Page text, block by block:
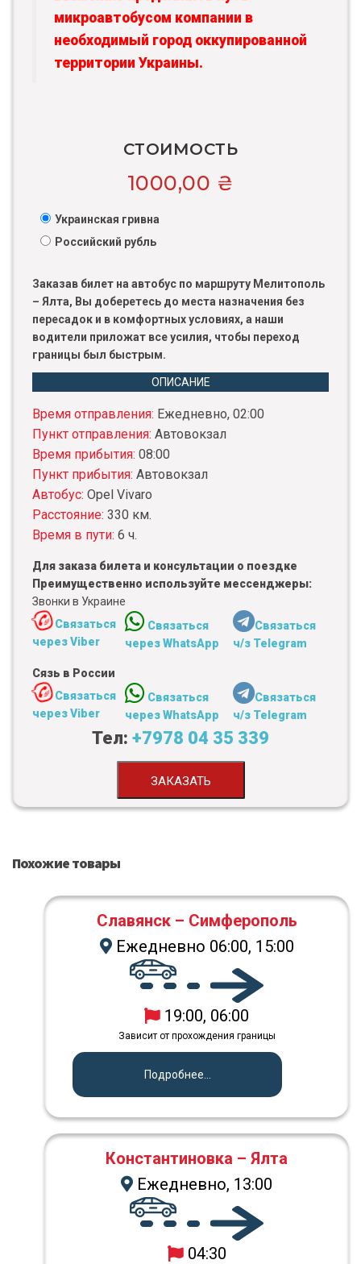
микроавтобусом компании в
необходимый город оккупированной
территории Украины.
СТОИМОСТЬ
1000,00 ₴
Украинская гривна
Российский рубль
Заказав билет на автобус по маршруту Мелитополь
– Ялта, Вы доберетесь до места назначения без
пересадок и в комфортных условиях, а наши
водители приложат все усилия, чтобы переход
границы был быстрым.
ОПИСАНИЕ
Время отправления: Ежедневно, 02:00
Пункт отправления: Автовокзал
Время прибытия: 08:00
Пункт прибытия: Автовокзал
Автобус: Opel Vivaro
Расстояние: 330 км.
Время в пути: 6 ч.
Для заказа билета и консультации о поездке
Преимущественно используйте мессенджеры:
Звонки в Украине
Связаться
через Viber
Связаться
через WhatsApp
Связаться
ч/з Telegram
Сязь в России
Связаться
через Viber
Связаться
через WhatsApp
Связаться
ч/з Telegram
Тел: +7978 04 35 339
ЗАКАЗАТЬ
Похожие товары
Славянск – Симферополь
Ежедневно 06:00, 15:00
19:00, 06:00
Зависит от прохождения границы
Подробнее...
Константиновка – Ялта
Ежедневно, 13:00
04:30